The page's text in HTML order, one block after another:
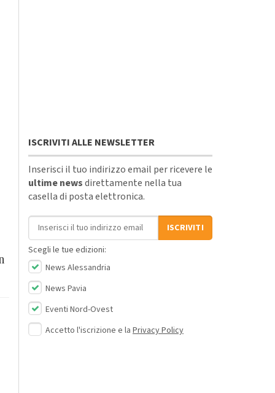
ISCRIVITI ALLE NEWSLETTER
Inserisci il tuo indirizzo email per ricevere le
ultime newsdirettamente nella tua
casella di posta elettronica.
Indirizzo email
ISCRIVITI
Scegli le tue edizioni:
News Alessandria
News Pavia
Eventi Nord-Ovest
Accetto l'iscrizione e la Privacy Policy